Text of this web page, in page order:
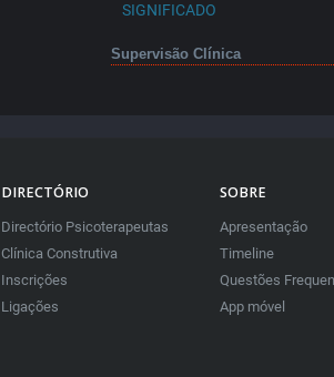
SIGNIFICADO
Supervisão Clínica
DIRECTÓRIO
Directório Psicoterapeutas
Clínica Construtiva
Inscrições
Ligações
SOBRE
Apresentação
Timeline
Questões
App móvel